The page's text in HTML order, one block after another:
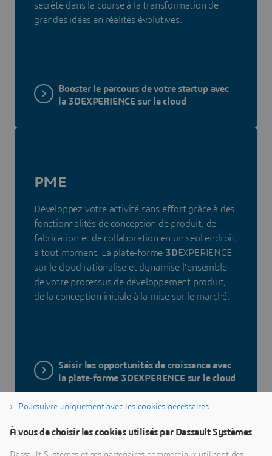
secrète dans la course à la transformation de
grandes idées en réalités évolutives.
Booster le parcours de votre startup avec
la 3DEXPERIENCE sur le cloud
PME
Développez votre activité sans effort grâce à des
fonctionnalités de conception de produit, de
fabrication et de collaboration en un seul endroit,
à tout moment. La plate-forme 3DEXPERIENCE
sur le cloud rationalise et dynamise l'ensemble
de votre processus de développement produit,
de la conception initiale à la mise sur le marché.
Saisir les opportunités de croissance avec
la plate-forme 3DEXPERENCE sur le cloud
Poursuivre uniquement avec les cookies nécessaires
À vous de choisir les cookies utilisés par Dassault Systèmes